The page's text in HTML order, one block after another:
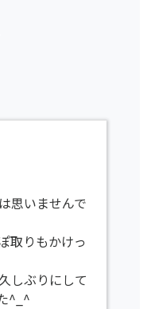
思いませんで
取りもかけっ
しぶりにして
^_^